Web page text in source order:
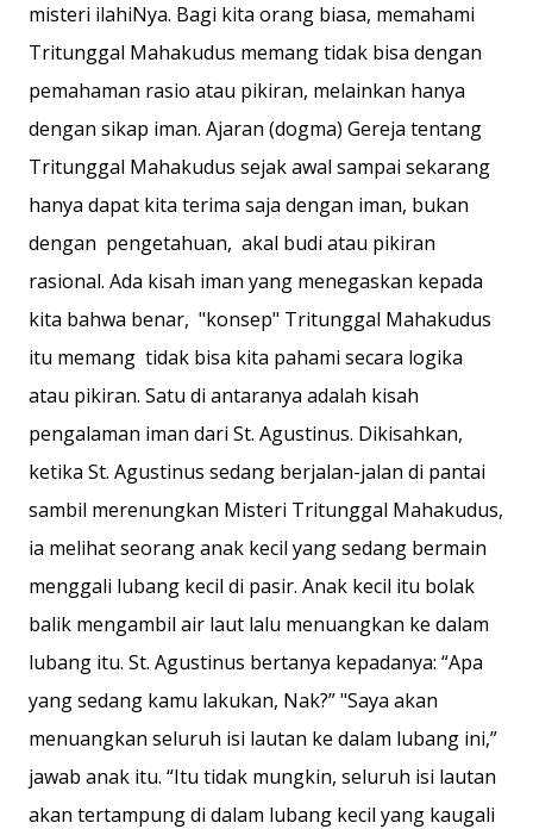
misteri ilahiNya. Bagi kita orang biasa, memahami
Tritunggal Mahakudus memang tidak bisa dengan
pemahaman rasio atau pikiran, melainkan hanya
dengan sikap iman. Ajaran (dogma) Gereja tentang
Tritunggal Mahakudus sejak awal sampai sekarang
hanya dapat kita terima saja dengan iman, bukan
dengan pengetahuan, akal budi atau pikiran
rasional. Ada kisah iman yang menegaskan kepada
kita bahwa benar, "konsep" Tritunggal Mahakudus
itu memang tidak bisa kita pahami secara logika
atau pikiran. Satu di antaranya adalah kisah
pengalaman iman dari St. Agustinus. Dikisahkan,
ketika St. Agustinus sedang berjalan-jalan di pantai
sambil merenungkan Misteri Tritunggal Mahakudus,
ia melihat seorang anak kecil yang sedang bermain
menggali lubang kecil di pasir. Anak kecil itu bolak
balik mengambil air laut lalu menuangkan ke dalam
lubang itu. St. Agustinus bertanya kepadanya: “Apa
yang sedang kamu lakukan, Nak?” "Saya akan
menuangkan seluruh isi lautan ke dalam lubang ini,”
jawab anak itu. “Itu tidak mungkin, seluruh isi lautan
akan tertampung di dalam lubang kecil yang kaugali